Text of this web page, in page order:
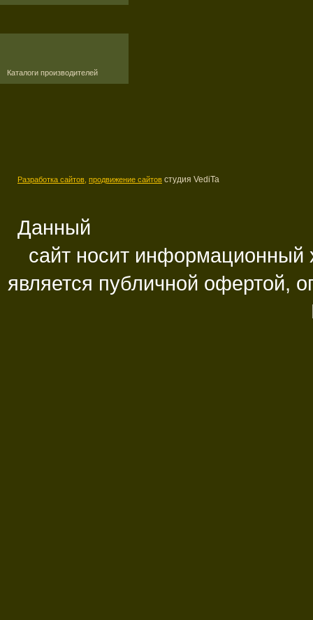
Каталоги производителей
Разработка сайтов, продвижение сайтов студия VediTa
Данный
сайт носит информационный
является публичной офертой,